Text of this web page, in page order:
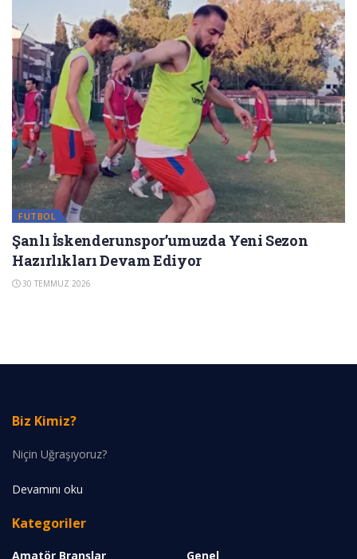
FUTBOL
Şanlı İskenderunspor’umuzda Yeni Sezon
Hazırlıkları Devam Ediyor
30 TEMMUZ 2026
Biz Kimiz?
Niçin Uğraşıyoruz?
Devamını oku
Kategoriler
Amatör Branşlar Genel